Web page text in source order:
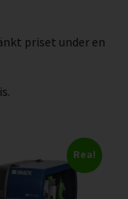
priset under en
Rea!